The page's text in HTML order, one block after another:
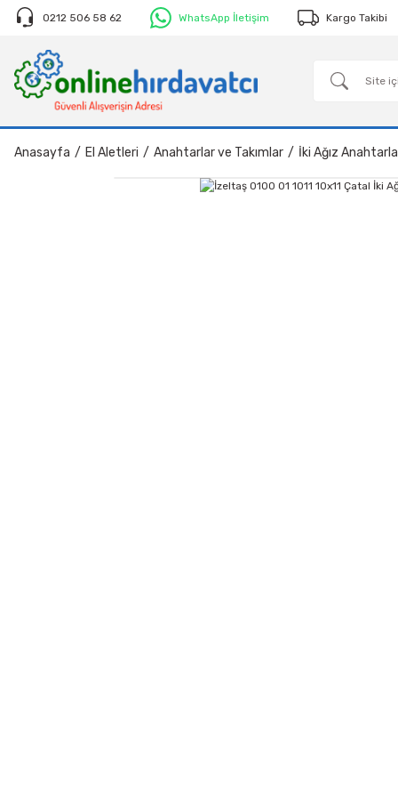
0212 506 58 62 WhatsApp İletişim Kargo Takibi
Anasayfa El Aletleri Anahtarlar ve Takımlar İki Ağız